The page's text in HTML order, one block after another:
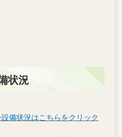
状況
備状況はこちらをクリック